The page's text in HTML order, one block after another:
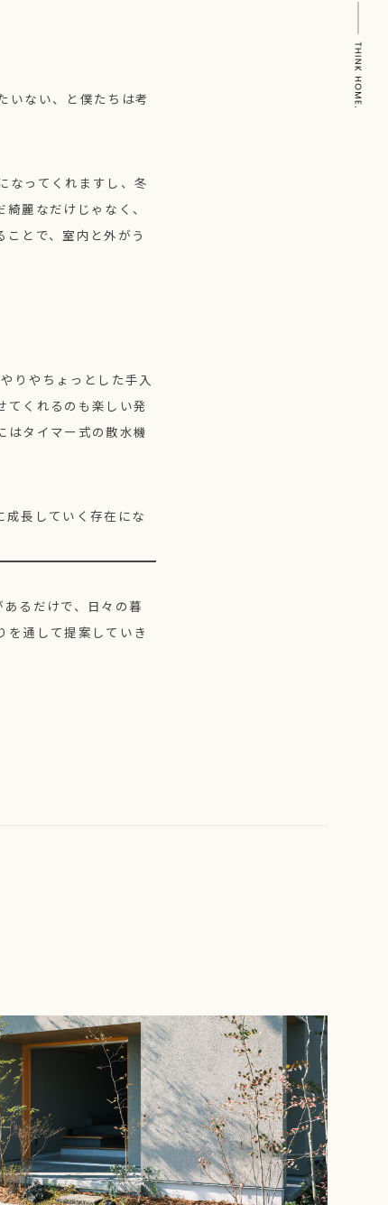
いない、と僕たちは考
なってくれますし、冬
麗なだけじゃなく、
とで、室内と外がう
りやちょっとした手入
てくれるのも楽しい発
はタイマー式の散水機
成長していく存在にな
るだけで、日々の暮
を通して提案していき